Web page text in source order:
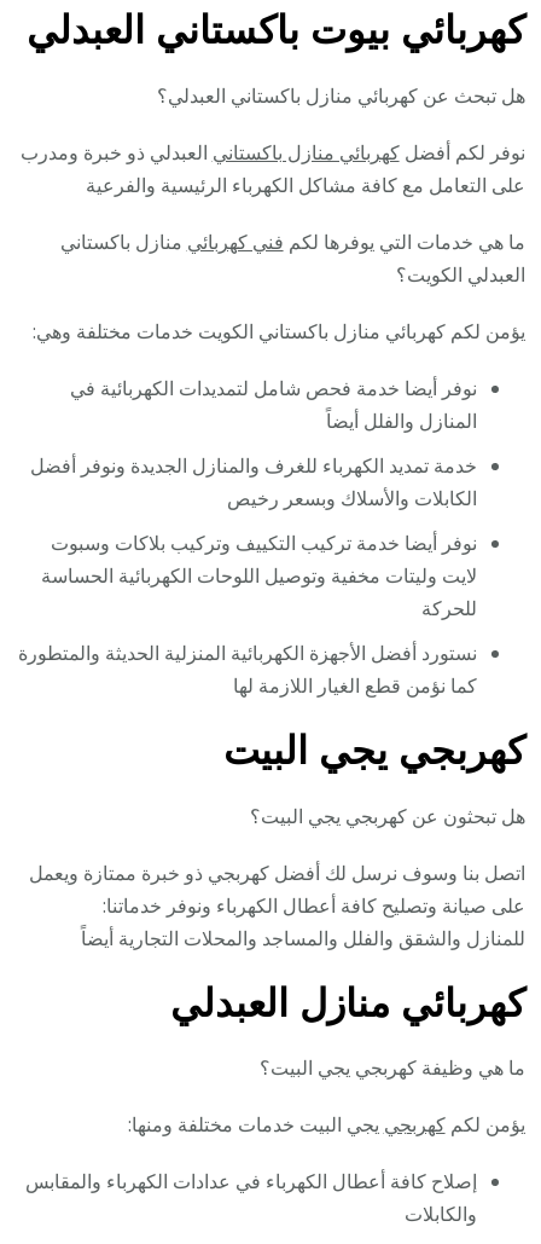
كهربائي بيوت باكستاني العبدلي
هل تبحث عن كهربائي منازل باكستاني العبدلي؟
نوفر لكم أفضلكهربائي منازل باكستاني العبدلي ذو خبرة ومدرب
على التعامل مع كافة مشاكل الكهرباء الرئيسية والفرعية
ما هي خدمات التي يوفرها لكم فني كهربائي منازل باكستاني
العبدلي الكويت؟
يؤمن لكم كهربائي منازل باكستاني الكويت خدمات مختلفة وهي:
نوفر أيضا خدمة فحص شامل لتمديدات الكهربائية في
المنازل والفلل أيضاً
خدمة تمديد الكهرباء للغرف والمنازل الجديدة ونوفر أفضل
الكابلات والأسلاك وبسعر رخيص
نوفر أيضا خدمة تركيب التكييف وتركيب بلاكات وسبوت
لايت وليتات مخفية وتوصيل اللوحات الكهربائية الحساسة
للحركة
نستورد أفضل الأجهزة الكهربائية المنزلية الحديثة والمتطورة
كما نؤمن قطع الغيار اللازمة لها
كهربجي يجي البيت
هل تبحثون عن كهربجي يجي البيت؟
اتصل بنا وسوف نرسل لك أفضل كهربجي ذو خبرة ممتازة ويعمل
على صيانة وتصليح كافة أعطال الكهرباء ونوفر خدماتنا:
للمنازل والشقق والفلل والمساجد والمحلات التجارية أيضاً
كهربائي منازل العبدلي
ما هي وظيفة كهربجي يجي البيت؟
يؤمن لكمكهربجي يجي البيت خدمات مختلفة ومنها:
إصلاح كافة أعطال الكهرباء في عدادات الكهرباء والمقابس
والكابلات